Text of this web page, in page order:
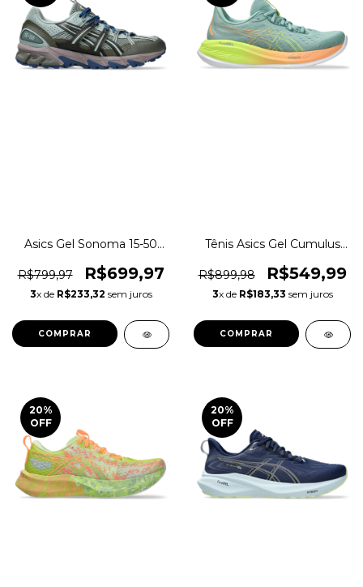
Asics Gel Sonoma 15-50
1magnus
R$799,97 R$699,97
3x de R$233,32 sem juros
COMPRAR
Tênis Asics Gel Cumulus
Caminhada Original
1magnus
R$899,98 R$549,99
3x de R$183,33 sem juros
COMPRAR
20%
OFF
20%
OFF